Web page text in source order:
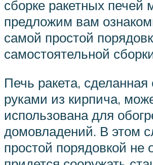
сборке ракетных печей
предложим вам
самой простой
самостоятельной
Печь ракета,
руками из кирпича,
использована для
домовладений. В этом
простой порядовкой не